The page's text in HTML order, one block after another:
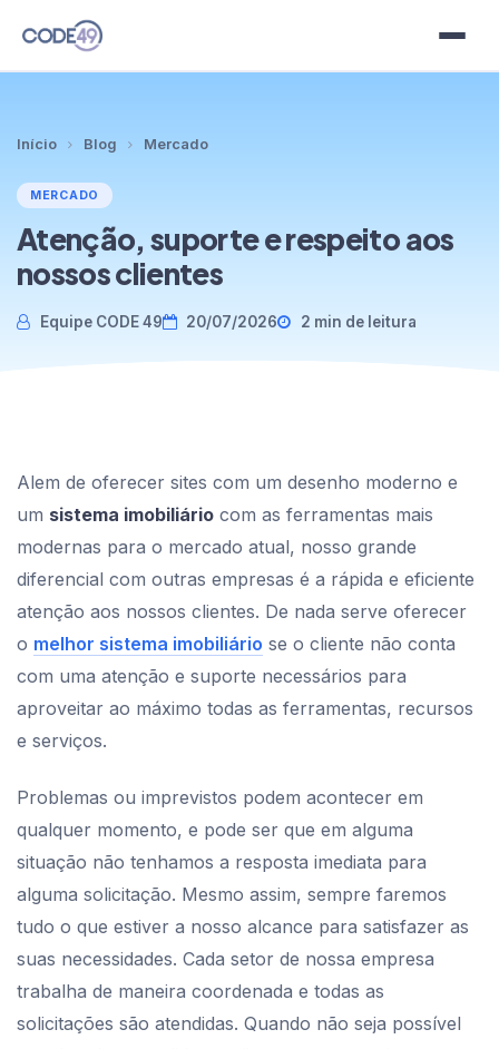
Clientes
Blog
Teste grátis
Início Blog Mercado
MERCADO
Atenção, suporte e respeito aos
nossos clientes
Equipe CODE 49 20/07/2026 2 min de leitura
Alem de oferecer sites com um desenho moderno e
um sistema imobiliário com as ferramentas mais
modernas para o mercado atual, nosso grande
diferencial com outras empresas é a rápida e eficiente
atenção aos nossos clientes. De nada serve oferecer
o melhor sistema imobiliário se o cliente não conta
com uma atenção e suporte necessários para
aproveitar ao máximo todas as ferramentas, recursos
e serviços.
Problemas ou imprevistos podem acontecer em
qualquer momento, e pode ser que em alguma
situação não tenhamos a resposta imediata para
alguma solicitação. Mesmo assim, sempre faremos
tudo o que estiver a nosso alcance para satisfazer as
suas necessidades. Cada setor de nossa empresa
trabalha de maneira coordenada e todas as
solicitações são atendidas. Quando não seja possível